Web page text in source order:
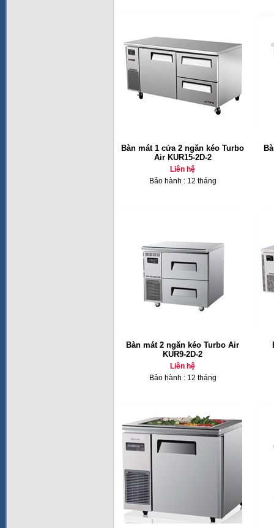
Bàn mát 1 cửa 2 ngăn kéo Turbo
Air KUR15-2D-2
Liên hệ
Bảo hành : 12 tháng
Bàn mát 2 ngăn kéo Turbo Air
KUR9-2D-2
Liên hệ
Bảo hành : 12 tháng